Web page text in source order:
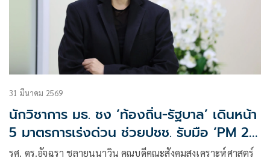
31 มีนาคม 2569
นักวิชาการ มธ. ชง ‘ท้องถิ่น-รัฐบาล’ เดินหน้า
5 มาตรการเร่งด่วน ช่วยปชช. รับมือ ‘PM 2.5
- ไฟป่า’
รศ. ดร.อัจฉรา ชลายนนาวิน คณบดีคณะสังคมสงเคราะห์ศาสตร์